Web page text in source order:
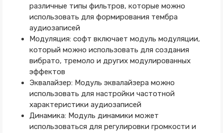
различные типы фильтров, которые можно
использовать для формирования тембра
аудиозаписей
Модуляция: софт включает модуль модуляции,
который можно использовать для создания
вибрато, тремоло и других модулированных
эффектов
Эквалайзер: Модуль эквалайзера можно
использовать для настройки частотной
характеристики аудиозаписей
Динамика: Модуль динамики может
использоваться для регулировки громкости и